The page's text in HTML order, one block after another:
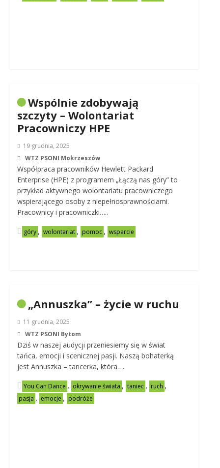
Wspólnie zdobywają
szczyty – Wolontariat
Pracowniczy HPE
19 grudnia, 2025
WTZ PSONI Mokrzeszów
Współpraca pracowników Hewlett Packard
Enterprise (HPE) z programem „Łączą nas góry” to
przykład aktywnego wolontariatu pracowniczego
wspierającego osoby z niepełnosprawnościami.
Pracownicy i pracowniczki…..
góry , wolontariat , pomoc , wsparcie
„Annuszka” – życie w ruchu
11 grudnia, 2025
WTZ PSONI Bytom
Dziś w naszej audycji przeniesiemy się w świat
tańca, emocji i scenicznej pasji. Naszą bohaterką
jest Annuszka – tancerka, która…..
You Can Dance , okrywanie świata , taniec , ruch ,
pasja , emocje , podróże